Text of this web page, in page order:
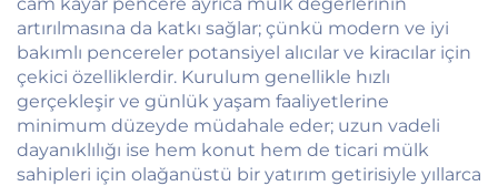
artırılmasına da katkı sağlar; çünkü modern ve iyi
bakımlı pencereler potansiyel alıcılar ve kiracılar için
çekici özelliklerdir. Kurulum genellikle hızlı
gerçekleşir ve günlük yaşam faaliyetlerine
minimum düzeyde müdahale eder; uzun vadeli
dayanıklılığı ise hem konut hem de ticari mülk
sahipleri için olağanüstü bir yatırım getirisiyle yıllarca